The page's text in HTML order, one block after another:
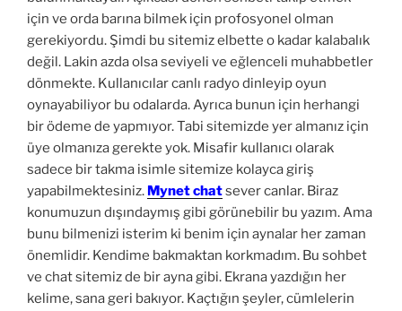
için ve orda barına bilmek için profosyonel olman
gerekiyordu. Şimdi bu sitemiz elbette o kadar kalabalık
değil. Lakin azda olsa seviyeli ve eğlenceli muhabbetler
dönmekte. Kullanıcılar canlı radyo dinleyip oyun
oynayabiliyor bu odalarda. Ayrıca bunun için herhangi
bir ödeme de yapmıyor. Tabi sitemizde yer almanız için
üye olmanıza gerekte yok. Misafir kullanıcı olarak
sadece bir takma isimle sitemize kolayca giriş
yapabilmektesiniz. Mynet chatsever canlar. Biraz
konumuzun dışındaymış gibi görünebilir bu yazım. Ama
bunu bilmenizi isterim ki benim için aynalar her zaman
önemlidir. Kendime bakmaktan korkmadım. Bu sohbet
ve chat sitemiz de bir ayna gibi. Ekrana yazdığın her
kelime, sana geri bakıyor. Kaçtığın şeyler, cümlelerin